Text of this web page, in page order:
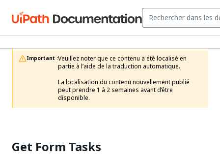
Important :Veuillez noter que ce contenu a été localisé en
partie à l’aide de la traduction automatique.
La localisation du contenu nouvellement publié
peut prendre 1 à 2 semaines avant d’être
disponible.
Get Form Tasks